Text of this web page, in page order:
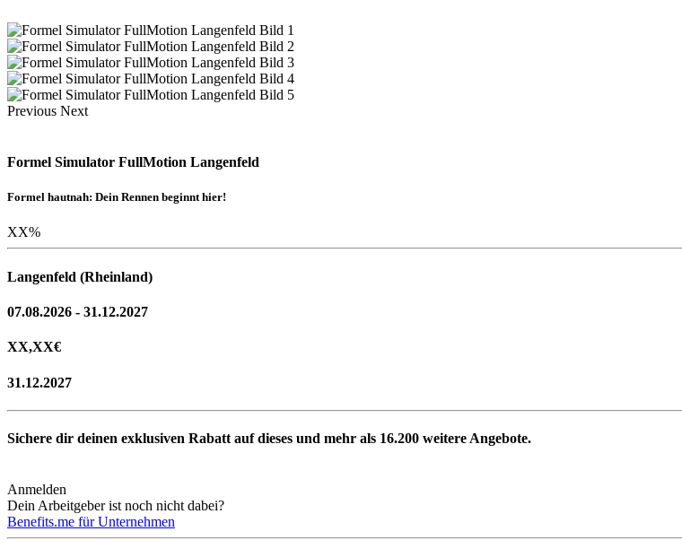
Previous Next
Formel Simulator FullMotion Langenfeld
Formel hautnah: Dein Rennen beginnt hier!
XX%
Langenfeld (Rheinland)
07.08.2026 - 31.12.2027
XX,XX€
31.12.2027
Sichere dir deinen exklusiven Rabatt auf dieses und mehr als 16.200 weitere Angebote.
Anmelden
Dein Arbeitgeber ist noch nicht dabei?
Benefits.me für Unternehmen